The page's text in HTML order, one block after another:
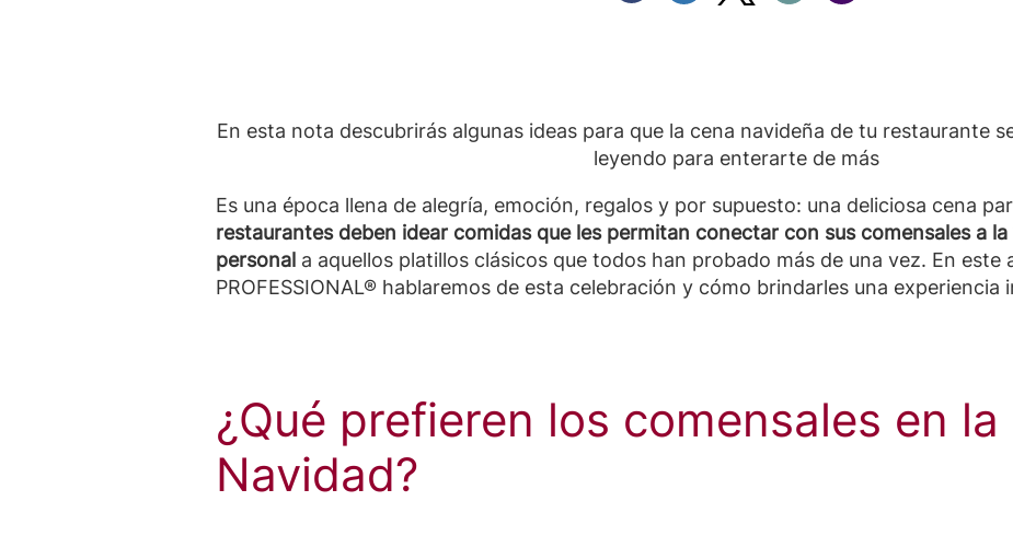
En esta nota descubrirás algunas ideas para que la cena navideña de tu restaurante
leyendo para enterarte de más
Es una época llena de alegría, emoción, regalos y por supuesto: una deliciosa cena
restaurantes deben idear comidas que les permitan conectar con sus comensales a
personal a aquellos platillos clásicos que todos han probado más de una vez. En este
PROFESSIONAL® hablaremos de esta celebración y cómo brindarles una experiencia
¿Qué prefieren los comensales en
Navidad?